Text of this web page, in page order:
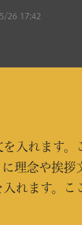
26 17:42
入れます。
理念や挨拶
れます。こ